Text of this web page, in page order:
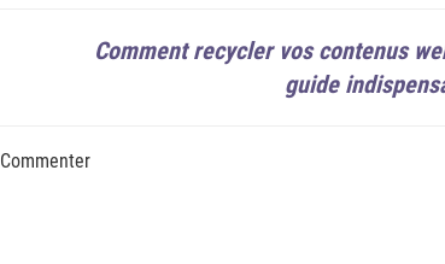
Comment recycler vos contenus
guide
Commenter